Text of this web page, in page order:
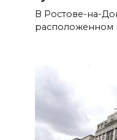
В Ростове-на-
расположенном